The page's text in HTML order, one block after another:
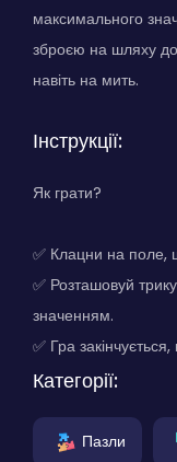
максимального
зброєю на шляху до
навіть на мить.
Інструкції:
Як грати?
✅ Клацни на поле,
✅ Розташовуй
значенням.
✅ Гра
Категорії:
Пазли